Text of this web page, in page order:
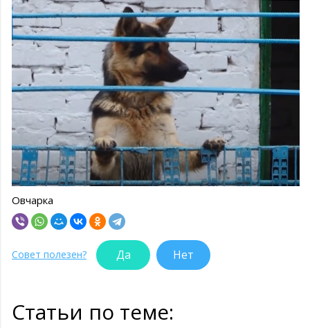
Овчарка
Совет полезен? Да Нет
Статьи по теме: